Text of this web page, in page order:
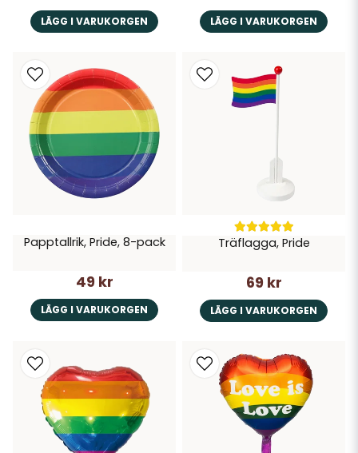
LÄGG I VARUKORGEN LÄGG I VARUKORGEN
Papptallrik, Pride, 8-pack
49 kr
LÄGG I VARUKORGEN
Träflagga, Pride
69 kr
LÄGG I VARUKORGEN